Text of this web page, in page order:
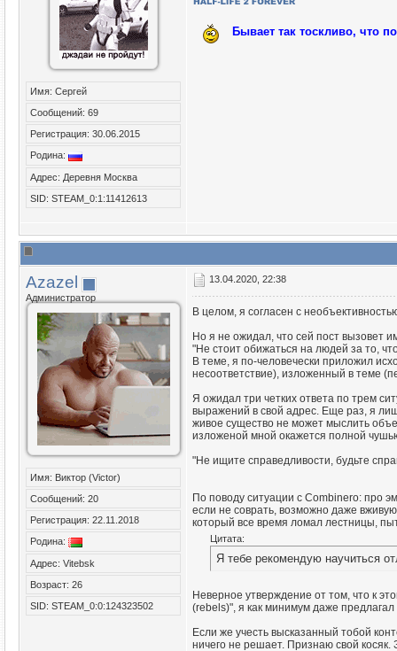
Имя: Сергей
Сообщений: 69
Регистрация: 30.06.2015
Родина:
Адрес: Деревня Москва
SID: STEAM_0:1:11412613
Бывает так тоскливо, что
Azazel
Администратор
Имя: Виктор (Victor)
Сообщений: 20
Регистрация: 22.11.2018
Родина:
Адрес: Vitebsk
Возраст: 26
SID: STEAM_0:0:124323502
13.04.2020, 22:38
В целом, я согласен с
Но я не ожидал, что сей пост вызовет
"Не стоит обижаться на людей за то,
В теме, я по-человечески приложил
несоответствие), изложенный в теме
Я ожидал три четких ответа по трем
выражений в свой адрес. Еще раз, я
живое существо не может мыслить
изложеной мной окажется полной
"Не ищите справедливости, будьте
По поводу ситуации с Combinero: про
если не соврать, возможно даже
который все время ломал лестницы,
Цитата:
Я тебе рекомендую научиться
Неверное утверждение от том, что к
(rebels)", я как минимум даже
Если же учесть высказанный тобой
ничего не решает. Признаю свой